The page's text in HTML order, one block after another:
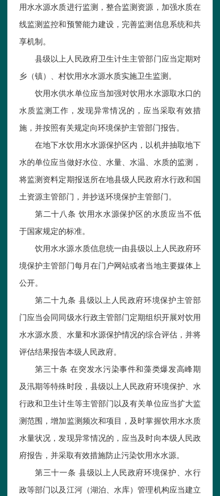
用水水源水质进行监测，整合监测资源，加强水质在
线监测监控和预警能力建设，完善监测信息系统和共
享机制。
县级以上人民政府卫生计生主管部门应当定期对
乡（镇）、村饮用水水源水质实施卫生监测。
饮用水供水单位应当加强对饮用水水源取水口的
水质监测工作，发现异常情况的，应当采取有效措
施，并按照有关规定向环境保护主管部门报告。
在地下水饮用水水源保护区内，以机井抽取地下
水的单位应当做好水位、水量、水温、水质的监测，
将监测资料定期报送所在地县级人民政府水行政和国
土资源主管部门，并抄送环境保护主管部门。
第二十八条 饮用水水源保护区的水质应当不低
于国家规定的标准。
饮用水水源水质信息统一由县级以上人民政府环
境保护主管部门每月在门户网站或者当地主要媒体上
公开。
第二十九条 县级以上人民政府环境保护主管部
门应当会同同级水行政主管部门定期组织开展对饮用
水水源水质、水量和水源保护情况的综合评估，并将
评估结果报告本级人民政府。
第三十条 在突发水污染事件和藻类爆发高峰期
及汛期等特殊时段，县级以上人民政府环境保护、水
行政和卫生计生等主管部门以及有关单位应当扩大监
测范围，增加监测频次和项目，及时掌握饮用水水质
水量状况，发现异常情况的，应当及时向本级人民政
府报告，并采取有效措施防止污染饮用水水源。
第三十一条 县级以上人民政府环境保护、水行
政等部门以及江河（湖泊、水库）管理机构应当建立